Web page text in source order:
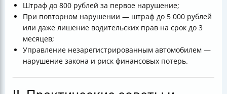
Штраф до 800 рублей за первое нарушение;
При повторном нарушении — штраф до 5 000 рублей
или даже лишение водительских прав на срок до 3
месяцев;
Управление незарегистрированным автомобилем —
нарушение закона и риск финансовых потерь.